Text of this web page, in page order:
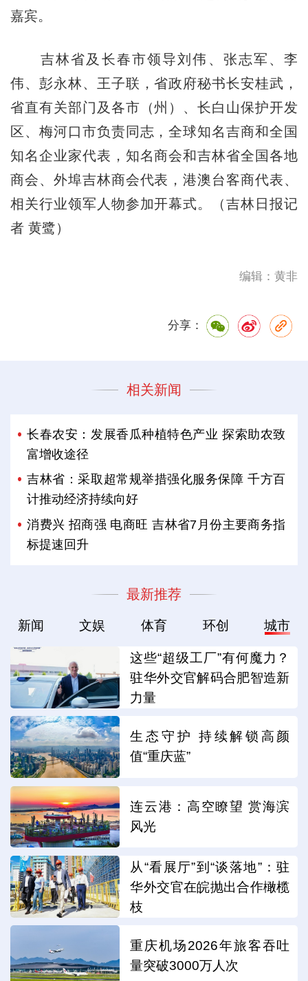
嘉宾。
吉林省及长春市领导刘伟、张志军、李
伟、彭永林、王子联，省政府秘书长安桂武，
省直有关部门及各市（州）、长白山保护开发
区、梅河口市负责同志，全球知名吉商和全国
知名企业家代表，知名商会和吉林省全国各地
商会、外埠吉林商会代表，港澳台客商代表、
相关行业领军人物参加开幕式。（吉林日报记
者 黄鹭）
编辑：黄非
分享：
相关新闻
长春农安：发展香瓜种植特色产业 探索助农致
富增收途径
吉林省：采取超常规举措强化服务保障 千方百
计推动经济持续向好
消费兴 招商强 电商旺 吉林省7月份主要商务指
标提速回升
最新推荐
新闻 文娱 体育 环创 城市
这些“超级工厂”有何魔力？
驻华外交官解码合肥智造新
力量
生态守护 持续解锁高颜
值“重庆蓝”
连云港：高空瞭望 赏海滨
风光
从“看展厅”到“谈落地”：驻
华外交官在皖抛出合作橄榄
枝
重庆机场2026年旅客吞吐
量突破3000万人次